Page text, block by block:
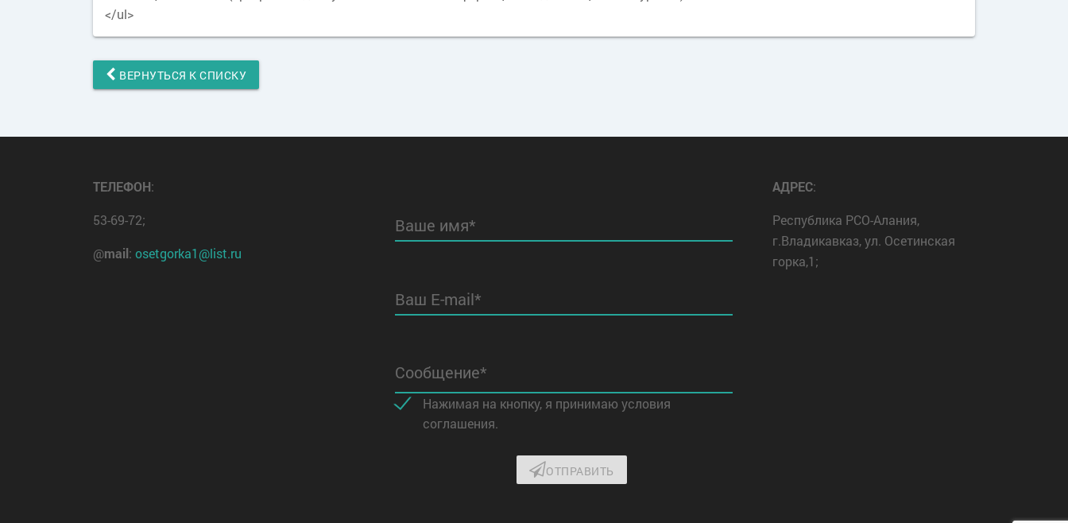
</ul>
ВЕРНУТЬСЯ К СПИСКУ
ТЕЛЕФОН:
53-69-72;
@mail: osetgorka1@list.ru
Ваше имя*
Ваш E-mail*
Сообщение*
Нажимая на кнопку, я принимаю условия
соглашения.
ОТПРАВИТЬ
АДРЕС:
Республика РСО-Алания,
г.Владикавказ, ул. Осетинская
горка,1;